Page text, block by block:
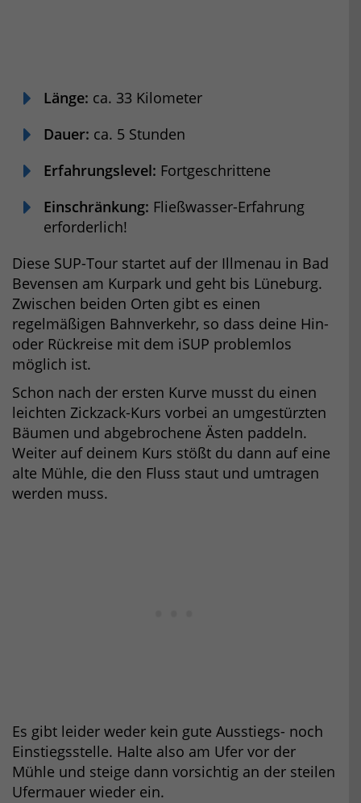
Länge: ca. 33 Kilometer
Dauer: ca. 5 Stunden
Erfahrungslevel: Fortgeschrittene
Einschränkung: Fließwasser-Erfahrung
erforderlich!
Diese SUP-Tour startet auf der Illmenau in Bad
Bevensen am Kurpark und geht bis Lüneburg.
Zwischen beiden Orten gibt es einen
regelmäßigen Bahnverkehr, so dass deine Hin-
oder Rückreise mit dem iSUP problemlos
möglich ist.
Schon nach der ersten Kurve musst du einen
leichten Zickzack-Kurs vorbei an umgestürzten
Bäumen und abgebrochene Ästen paddeln.
Weiter auf deinem Kurs stößt du dann auf eine
alte Mühle, die den Fluss staut und umtragen
werden muss.
Es gibt leider weder kein gute Ausstiegs- noch
Einstiegsstelle. Halte also am Ufer vor der
Mühle und steige dann vorsichtig an der steilen
Ufermauer wieder ein.